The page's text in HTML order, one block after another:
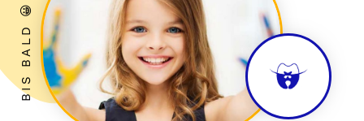
BIS BALD 😀